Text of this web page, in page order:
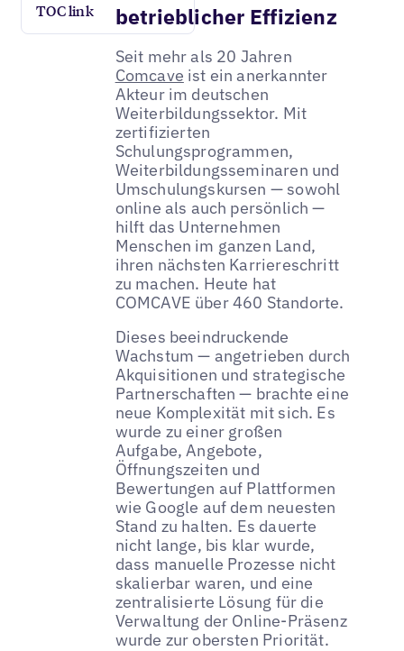
TOC link
betrieblicher Effizienz
Seit mehr als 20 Jahren
Comcave ist ein anerkannter
Akteur im deutschen
Weiterbildungssektor. Mit
zertifizierten
Schulungsprogrammen,
Weiterbildungsseminaren und
Umschulungskursen — sowohl
online als auch persönlich —
hilft das Unternehmen
Menschen im ganzen Land,
ihren nächsten Karriereschritt
zu machen. Heute hat
COMCAVE über 460 Standorte.
Dieses beeindruckende
Wachstum — angetrieben durch
Akquisitionen und strategische
Partnerschaften — brachte eine
neue Komplexität mit sich. Es
wurde zu einer großen
Aufgabe, Angebote,
Öffnungszeiten und
Bewertungen auf Plattformen
wie Google auf dem neuesten
Stand zu halten. Es dauerte
nicht lange, bis klar wurde,
dass manuelle Prozesse nicht
skalierbar waren, und eine
zentralisierte Lösung für die
Verwaltung der Online-Präsenz
wurde zur obersten Priorität.